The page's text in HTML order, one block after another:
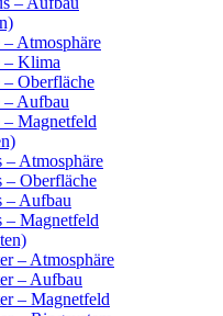
– Atmosphäre
– Klima
– Oberfläche
– Aufbau
– Magnetfeld
– Atmosphäre
– Oberfläche
– Aufbau
– Magnetfeld
– Atmosphäre
– Aufbau
– Magnetfeld